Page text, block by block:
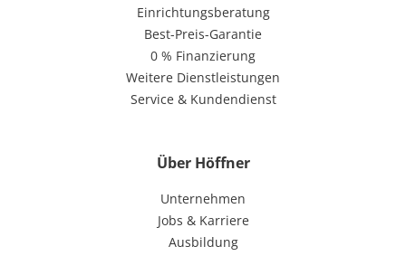
Einrichtungsberatung
Best-Preis-Garantie
0 % Finanzierung
Weitere Dienstleistungen
Service & Kundendienst
Über Höffner
Unternehmen
Jobs & Karriere
Ausbildung